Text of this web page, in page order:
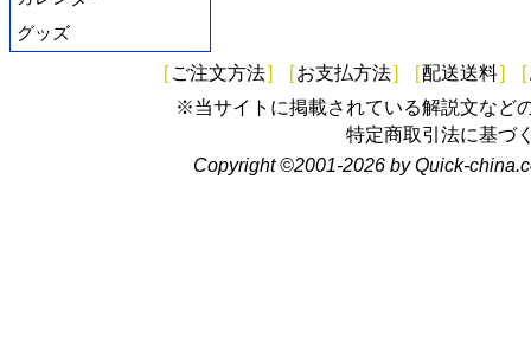
グッズ
[ ご注文方法] [お支払方法] [配送送料] [
※当サイトに掲載されている解説文など
特定商取引法に基づ
Copyright ©2001-2026 by Quick-